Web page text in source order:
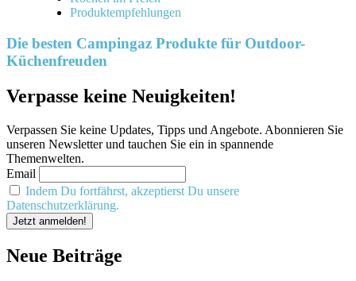
Produktempfehlungen
Die besten Campingaz Produkte für Outdoor-
Küchenfreuden
Verpasse keine Neuigkeiten!
Verpassen Sie keine Updates, Tipps und Angebote. Abonnieren Sie
unseren Newsletter und tauchen Sie ein in spannende
Themenwelten.
Email
Indem Du fortfährst, akzeptierst Du unsere
Datenschutzerklärung.
Neue Beiträge